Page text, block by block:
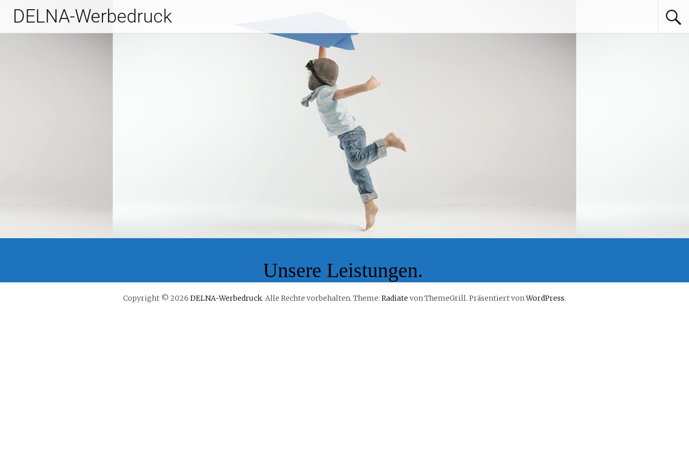
DELNA-Werbedruck
Unsere Leistungen.
Copyright © 2026 DELNA-Werbedruck. Alle Rechte vorbehalten. Theme: Radiate von ThemeGrill. Präsentiert vonWordPress.